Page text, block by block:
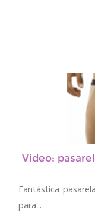
Video:
Fantástica
para...